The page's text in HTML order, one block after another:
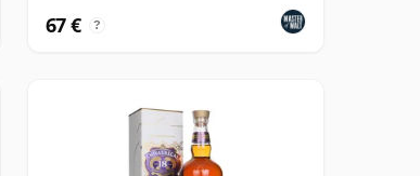
67 € ?